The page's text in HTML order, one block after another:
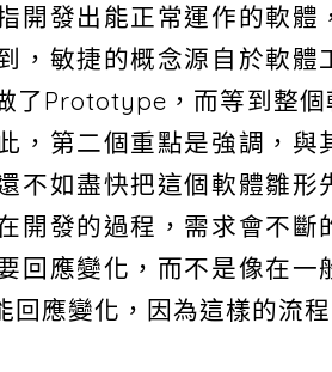
開發出能正常運作的軟
，敏捷的概念源自於軟
了Prototype，而等到整
，第二個重點是強調，
不如盡快把這個軟體雛
開發的過程，需求會不
回應變化，而不是像在
回應變化，因為這樣的流